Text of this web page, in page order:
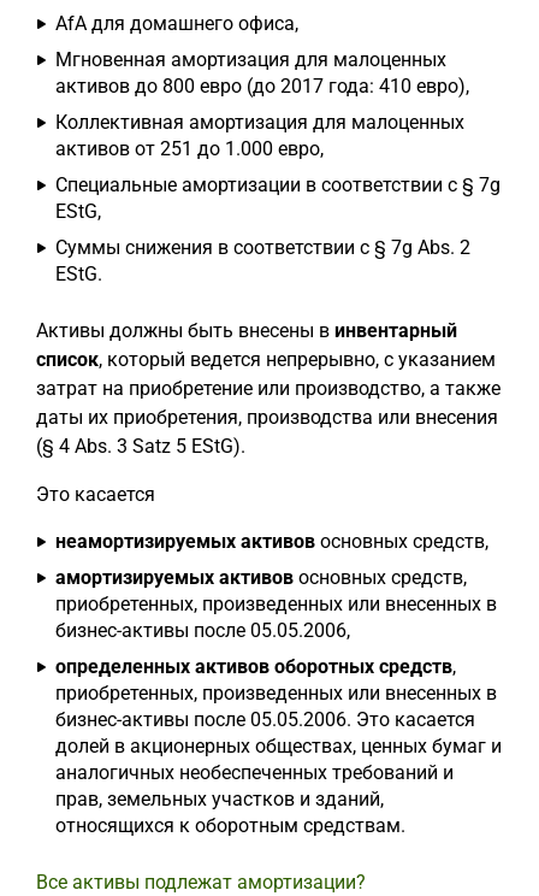
AfA для домашнего офиса,
Мгновенная амортизация для малоценных
активов до 800 евро (до 2017 года: 410 евро),
Коллективная амортизация для малоценных
активов от 251 до 1.000 евро,
Специальные амортизации в соответствии с § 7g
EStG,
Суммы снижения в соответствии с § 7g Abs. 2
EStG.
Активы должны быть внесены в инвентарный
список, который ведется непрерывно, с указанием
затрат на приобретение или производство, а также
даты их приобретения, производства или внесения
(§ 4 Abs. 3 Satz 5 EStG).
Это касается
неамортизируемых активов основных средств,
амортизируемых активов основных средств,
приобретенных, произведенных или внесенных в
бизнес-активы после 05.05.2006,
определенных активов оборотных средств,
приобретенных, произведенных или внесенных в
бизнес-активы после 05.05.2006. Это касается
долей в акционерных обществах, ценных бумаг и
аналогичных необеспеченных требований и
прав, земельных участков и зданий,
относящихся к оборотным средствам.
Все активы подлежат амортизации?